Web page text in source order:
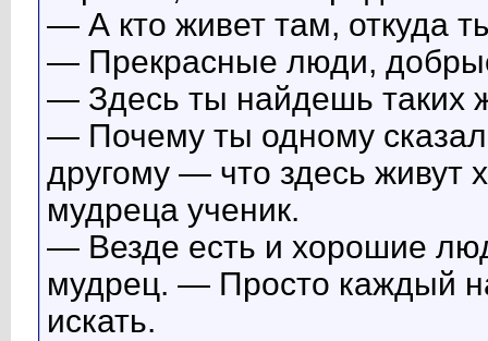
— А кто живет там, откуда
— Прекрасные люди,
— Здесь ты найдешь таких
— Почему ты одному
другому — что здесь
мудреца ученик.
— Везде есть и хорошие
мудрец. — Просто каждый
искать.